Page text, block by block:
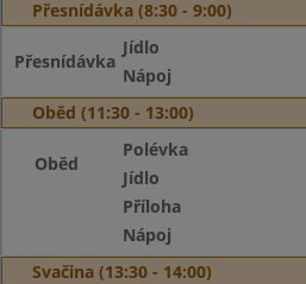
Přesnídávka (8:30 - 9:00)
Přesnídávka
Jídlo
Nápoj
Oběd (11:30 - 13:00)
Oběd
Polévka
Jídlo
Příloha
Nápoj
Svačina (13:30 - 14:00)